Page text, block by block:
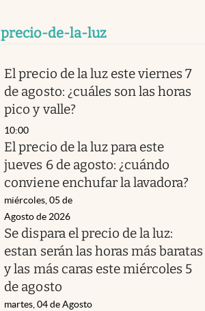
precio-de-la-luz
El precio de la luz este viernes 7
de agosto: ¿cuáles son las horas
pico y valle?
10:00
El precio de la luz para este
jueves 6 de agosto: ¿cuándo
conviene enchufar la lavadora?
miércoles, 05 de
Agosto de 2026
Se dispara el precio de la luz:
estan serán las horas más baratas
y las más caras este miércoles 5
de agosto
martes, 04 de Agosto